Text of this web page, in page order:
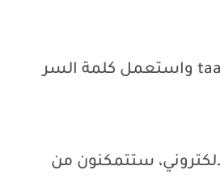
واستعمل كلمة السر
ستتمكنون من